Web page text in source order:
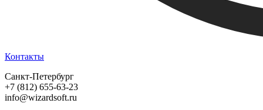
Контакты
Санкт-Петербург
+7 (812) 655-63-23
info@wizardsoft.ru